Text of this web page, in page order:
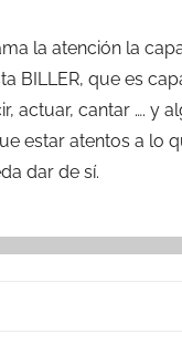
la atención la
BILLER, que es
actuar, cantar …. y
estar atentos a lo
dar de sí.